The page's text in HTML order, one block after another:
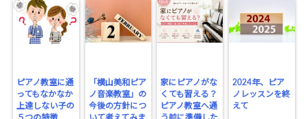
ピアノ教室に通
ってもなかなか
上達しない子の
「横山美和ピア
ノ音楽教室」の
今後の方針につ
家にピアノがな
くても習える？
ピアノ教室へ通
2024年、ピア
ノレッスンを終
えて